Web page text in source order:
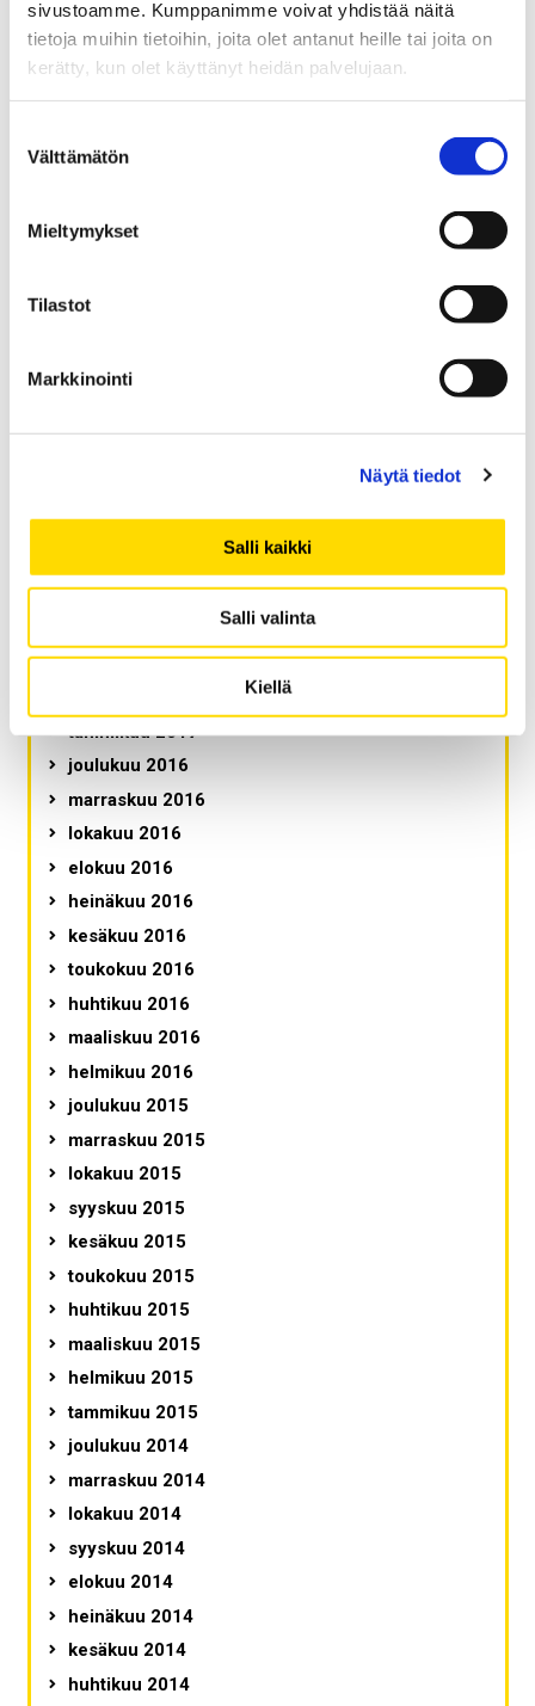
sivustoamme. Kumppanimme voivat yhdistää näitä
tietoja muihin tietoihin, joita olet antanut heille tai joita on
kerätty, kun olet käyttänyt heidän palvelujaan.
valinta
Välttämätön
Mieltymykset
Tilastot
Markkinointi
Näytä tiedot
Salli kaikki
Salli valinta
Kiellä
toukokuu 2019
huhtikuu 2019
helmikuu 2019
joulukuu 2018
lokakuu 2018
helmikuu 2018
elokuu 2017
maaliskuu 2017
tammikuu 2017
joulukuu 2016
marraskuu 2016
lokakuu 2016
elokuu 2016
heinäkuu 2016
kesäkuu 2016
toukokuu 2016
huhtikuu 2016
maaliskuu 2016
helmikuu 2016
joulukuu 2015
marraskuu 2015
lokakuu 2015
syyskuu 2015
kesäkuu 2015
toukokuu 2015
huhtikuu 2015
maaliskuu 2015
helmikuu 2015
tammikuu 2015
joulukuu 2014
marraskuu 2014
lokakuu 2014
syyskuu 2014
elokuu 2014
heinäkuu 2014
kesäkuu 2014
huhtikuu 2014